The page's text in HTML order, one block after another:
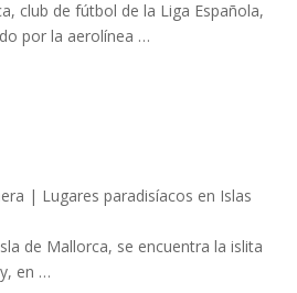
club de fútbol de la Liga Española,
por la aerolínea …
| Lugares paradisíacos en Islas
de Mallorca, se encuentra la islita
en …